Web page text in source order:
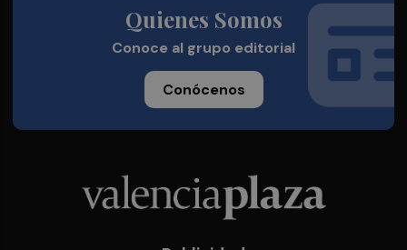
Quienes Somos
Conoce al grupo editorial
Conócenos